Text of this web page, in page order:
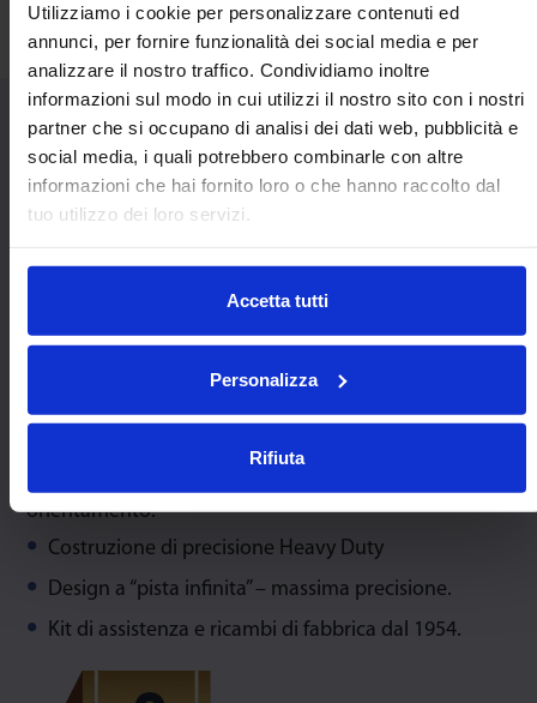
Utilizziamo i cookie per personalizzare contenuti ed
annunci, per fornire funzionalità dei social media e per
analizzare il nostro traffico. Condividiamo inoltre
informazioni sul modo in cui utilizzi il nostro sito con i nostri
partner che si occupano di analisi dei dati web, pubblicità e
social media, i quali potrebbero combinarle con altre
informazioni che hai fornito loro o che hanno raccolto dal
tuo utilizzo dei loro servizi.
Accetta tutti
Personalizza
Rifiuta
Modelli Heavy Duty simili:
orientamento.
Costruzione di precisione Heavy Duty
Design a “pista infinita” – massima precisione.
Kit di assistenza e ricambi di fabbrica dal 1954.